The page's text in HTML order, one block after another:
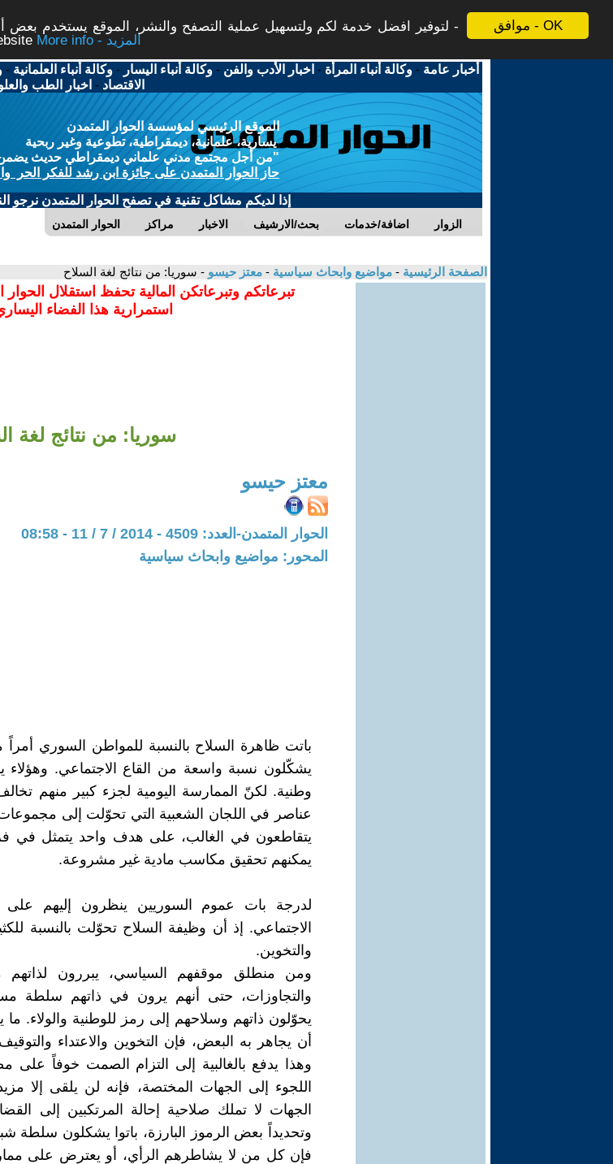
موافق - OK
لتوفير افضل خدمة لكم ولتسهيل عملية التصفح والنشر، الموقع يستخدم بعض
More info - المزيد
أخبار عامة -وكالة أنباء المرأة - اخبار الأدب والفن -وكالة أنباء اليسار -وكالة أنباء العلمانية -
الاقتصاد - اخبار الطب
الموقع الرئيسي لمؤسسة الحوار المتمدن
يسارية، علمانية، ديمقراطية، تطوعية وغير ربحية
"من أجل مجتمع مدني علماني ديمقراطي حديث يضمن
حاز الحوار المتمدن على جائزة ابن رشد للفكر الحر
إذا لديكم مشاكل تقنية في تصفح الحوار المتمدن نرجو
الحوار المتمدن مراكز الاخبار بحث/الارشيف اضافة/خدمات الزوار
الصفحة الرئيسية - مواضيع وابحاث سياسية - معتز حيسو - سوريا: من نتائج لغة السلاح
تبرعاتكم وتبرعاتكن المالية تحفظ استقلال
استمرارية هذا الفضاء
سوريا: من نتائج لغة
معتز حيسو
الحوار المتمدن-العدد: 4509 - 2014 / 7 / 11 - 08:58
المحور: مواضيع وابحاث سياسية
باتت ظاهرة السلاح بالنسبة للمواطن السوري أمراً
يشكّلون نسبة واسعة من القاع الاجتماعي.
وطنية. لكنّ الممارسة اليومية لجزء كبير منهم
عناصر في اللجان الشعبية التي تحوّلت إلى
يتقاطعون في الغالب، على هدف واحد يتمثل في
يمكنهم تحقيق مكاسب مادية غير مشروعة.
لدرجة بات عموم السوريين ينظرون إليهم على
الاجتماعي. إذ أن وظيفة السلاح تحوّلت بالنسبة
والتخوين.
ومن منطلق موقفهم السياسي، يبررون لذاتهم
والتجاوزات، حتى أنهم يرون في ذاتهم سلطة
يحوّلون ذاتهم وسلاحهم إلى رمز للوطنية والولاء.
أن يجاهر به البعض، فإن التخوين والاعتداء
وهذا يدفع بالغالبية إلى التزام الصمت خوفاً
اللجوء إلى الجهات المختصة، فإنه لن يلقى إلا
الجهات لا تملك صلاحية إحالة المرتكبين إلى
وتحديداً بعض الرموز البارزة، باتوا يشكلون سلطة
فإن كل من لا يشاطرهم الرأي، أو يعترض على